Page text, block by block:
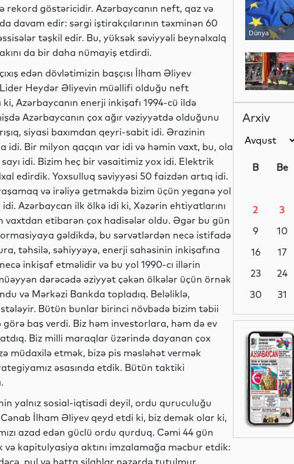
rekord göstəricidir. Azərbaycanın neft, qaz və
davam edir: sərgi iştirakçılarının təxminən 60
təşkil edir. Bu, yüksək səviyyəli beynəlxalq
da bir daha nümayiş etdirdi.
edən dövlətimizin başçısı İlham Əliyev
Heydər Əliyevin müəllifi olduğu neft
Azərbaycanın enerji inkişafı 1994-cü ildə
Azərbaycanın çox ağır vəziyyətdə olduğunu
siyasi baxımdan qeyri-sabit idi. Ərazinin
idi. Bir milyon qaçqın var idi və həmin vaxt, bu, ola
idi. Bizim heç bir vəsaitimiz yox idi. Elektrik
edirdik. Yoxsulluq səviyyəsi 50 faizdən artıq idi.
və irəliyə getməkdə bizim üçün yeganə yol
Azərbaycan ilk ölkə idi ki, Xəzərin ehtiyatlarını
vaxtdan etibarən çox hadisələr oldu. Əgər bu gün
gəldikdə, bu sərvətlərdən necə istifadə
təhsilə, səhiyyəyə, enerji sahəsinin inkişafına
inkişaf etməlidir və bu yol 1990-cı illərin
dərəcədə əziyyət çəkən ölkələr üçün örnək
və Mərkəzi Bankda topladıq. Beləliklə,
Bütün bunlar birinci növbədə bizim təbii
baş verdi. Biz həm investorlara, həm də ev
Biz milli maraqlar üzərində dayanan çox
müdaxilə etmək, bizə pis məsləhət vermək
əsasında etdik. Bütün taktiki
yalnız sosial-iqtisadi deyil, ordu quruculuğu
İlham Əliyev qeyd etdi ki, biz demək olar ki,
azad edən güclü ordu qurduq. Cəmi 44 gün
kapitulyasiya aktını imzalamağa məcbur etdik:
pul və hətta silahlar nəzərdə tutulmur.
Dünya
Dünya
Dünya
Dünya
İdman
İqtisadiyyat
Arxiv
B Be
2
3
9
10
16
17
23
24
30
31